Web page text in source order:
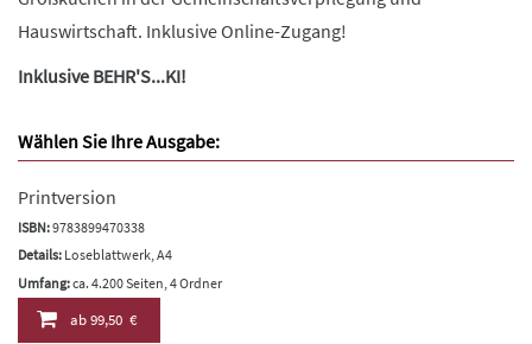
Hauswirtschaft. Inklusive Online-Zugang!
Inklusive BEHR'S...KI!
Wählen Sie Ihre Ausgabe:
Printversion
ISBN:9783899470338
Details: Loseblattwerk, A4
Umfang:ca. 4.200 Seiten, 4 Ordner
ab99,50 €